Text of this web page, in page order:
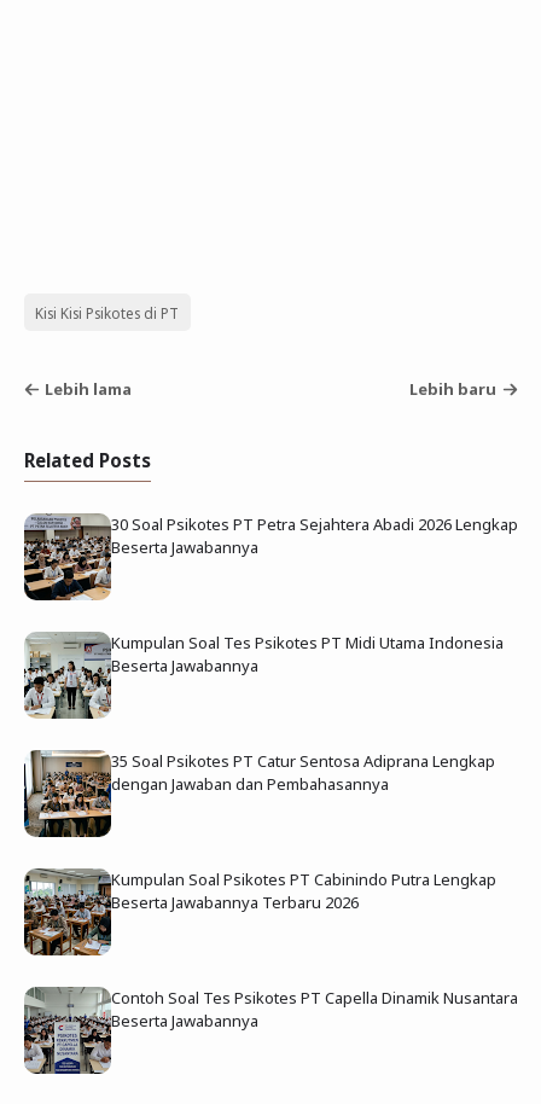
Kisi Kisi Psikotes di PT
Lebih lama Lebih baru
Related Posts
30 Soal Psikotes PT Petra Sejahtera Abadi 2026 Lengkap
Beserta Jawabannya
Kumpulan Soal Tes Psikotes PT Midi Utama Indonesia
Beserta Jawabannya
35 Soal Psikotes PT Catur Sentosa Adiprana Lengkap
dengan Jawaban dan Pembahasannya
Kumpulan Soal Psikotes PT Cabinindo Putra Lengkap
Beserta Jawabannya Terbaru 2026
Contoh Soal Tes Psikotes PT Capella Dinamik Nusantara
Beserta Jawabannya